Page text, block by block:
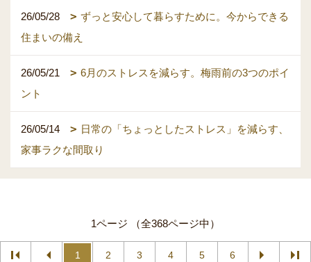
26/05/28
ずっと安心して暮らすために。今からできる
住まいの備え
26/05/21
6月のストレスを減らす。梅雨前の3つのポイ
ント
26/05/14
日常の「ちょっとしたストレス」を減らす、
家事ラクな間取り
1ページ （全368ページ中）
1 2 3 4 5 6